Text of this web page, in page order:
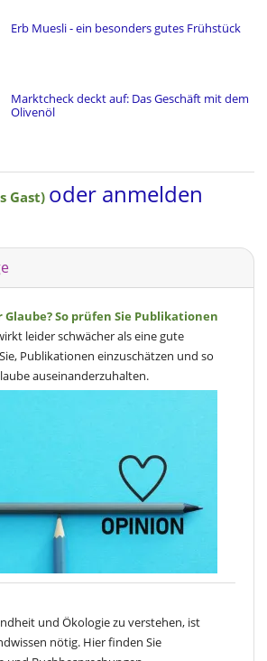
Erb Muesli - ein besonders gutes Frühstück
Marktcheck deckt auf: Das Geschäft mit dem
Olivenöl
Gast) oder anmelden
So prüfen Sie Publikationen
leider schwächer als eine gute
Publikationen einzuschätzen und so
auseinanderzuhalten.
und Ökologie zu verstehen, ist
nötig. Hier finden Sie